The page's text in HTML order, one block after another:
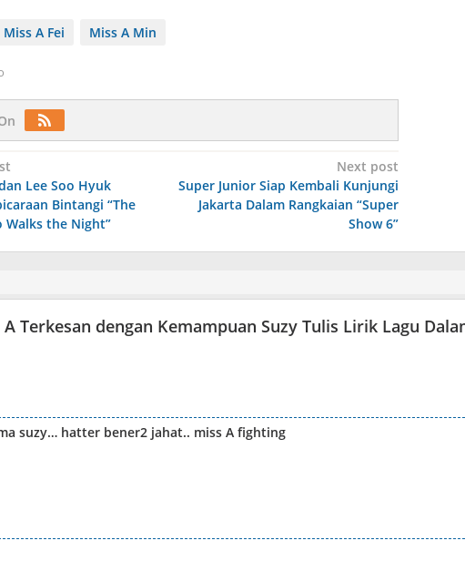
Miss A Fei Miss A Min
Lee Soo Hyuk
Bintangi “The
Walks the Night”
Next post
Super Junior Siap Kembali Kunjungi
Jakarta Dalam Rangkaian “Super
Show 6”
Terkesan dengan Kemampuan Suzy Tulis Lirik Lagu
suzy… hatter bener2 jahat.. miss A fighting